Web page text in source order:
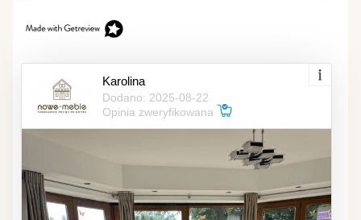
Karolina
Dodano: 2025-08-22
Opinia zweryfikowana